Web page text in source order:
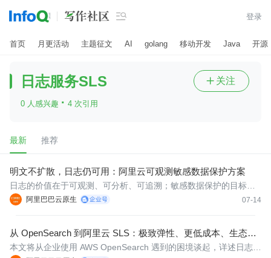
 登录
首页 月更活动 主题征文 AI golang 移动开发 Java 开源
日志服务SLS
0 人感兴趣 · 4 次引用
 关注
最新 推荐
明文不扩散，日志仍可用：阿里云可观测敏感数据保护方案
阿里巴巴云原生 07-14
日志的价值在于可观测、可分析、可追溯；敏感数据保护的目标，
不是让日志失去价值，而是让日志在安全边界内继续发挥价值。SL
从 OpenSearch 到阿里云 SLS：极致弹性、更低成本、生态兼
容
本文将从企业使用 AWS OpenSearch 遇到的困境谈起，详述日志服